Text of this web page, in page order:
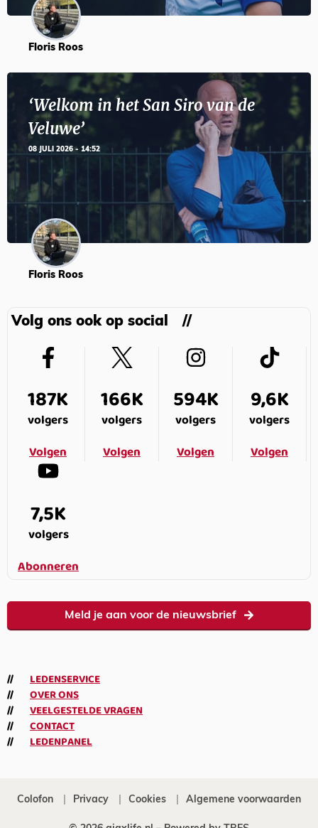
Floris Roos
‘Welkom in het San Siro van de
Veluwe’
08 JULI 2026 - 14:52
Floris Roos
Volg ons ook op social
187K
volgers
Volgen
166K
volgers
Volgen
594K
volgers
Volgen
9,6K
volgers
Volgen
7,5K
volgers
Abonneren
Meld je aan voor de nieuwsbrief
LEDENSERVICE
OVER ONS
VEELGESTELDE VRAGEN
CONTACT
LEDENPANEL
Colofon Privacy Cookies Algemene voorwaarden